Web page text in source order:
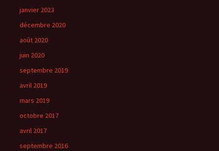
janvier 2023
décembre 2020
août 2020
juin 2020
septembre 2019
avril 2019
mars 2019
octobre 2017
avril 2017
septembre 2016